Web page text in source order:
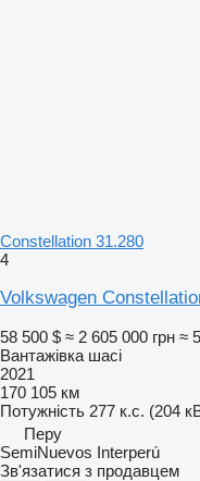
Constellation 31.280
4
Volkswagen
58 500 $ ≈ 2 605 000 грн ≈
Вантажівка шасі
2021
170 105 км
Потужність 277 к.с. (204
Перу
SemiNuevos Interperú
Зв'язатися з продавцем